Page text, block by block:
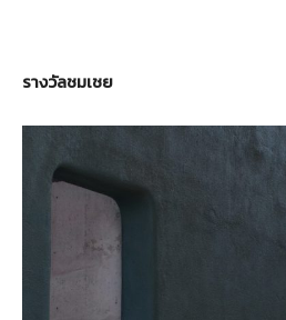
รางวัลชมเชย